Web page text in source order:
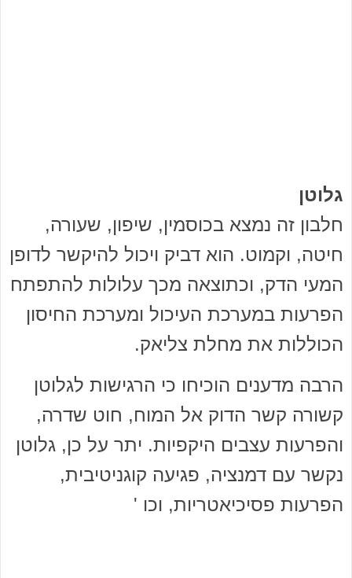
גלוטן
חלבון זה נמצא בכוסמין, שיפון, שעורה,
חיטה, וקמוט. הוא דביק ויכול להיקשר לדופן
המעי הדק, וכתוצאה מכך עלולות להתפתח
הפרעות במערכת העיכול ומערכת החיסון
הכוללות את מחלת צליאק.
הרבה מדענים הוכיחו כי הרגישות לגלוטן
קשורה קשר הדוק אל המוח, חוט שדרה,
והפרעות עצבים היקפיות. יתר על כן, גלוטן
נקשר עם דמנציה, פגיעה קוגניטיבית,
הפרעות פסיכיאטריות, וכו '